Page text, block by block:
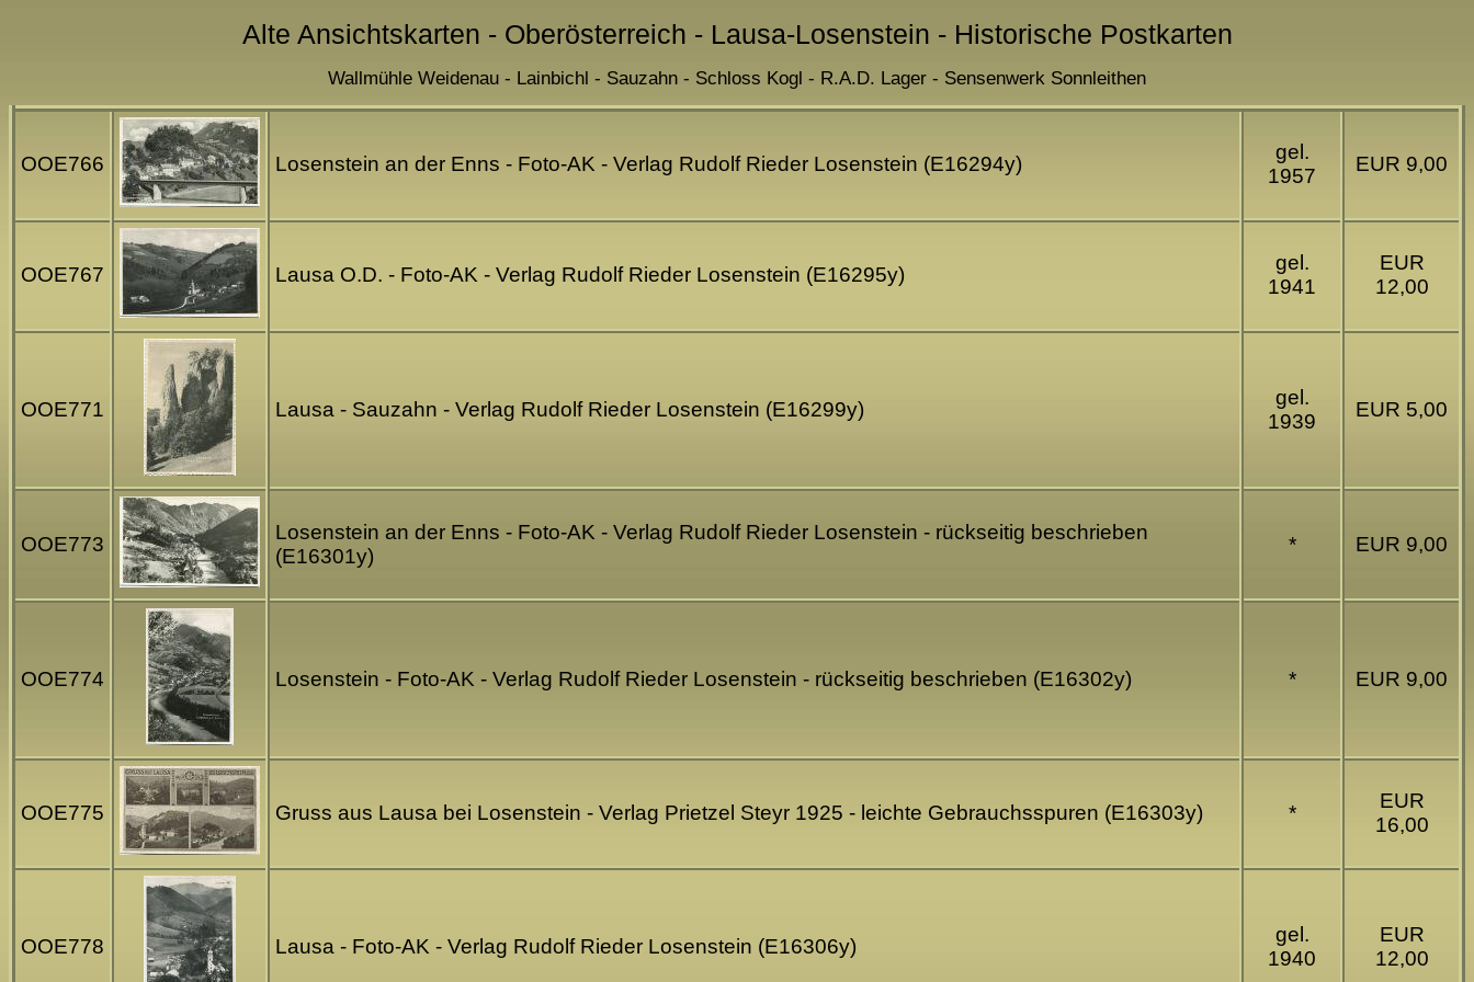
Alte Ansichtskarten - Oberösterreich - Lausa-Losenstein - Historische Postkarten
Wallmühle Weidenau - Lainbichl - Sauzahn - Schloss Kogl - R.A.D. Lager - Sensenwerk Sonnleithen
OOE766 Losenstein an der Enns - Foto-AK - Verlag Rudolf Rieder Losenstein (E16294y)
gel.
1957
EUR 9,00
OOE767 Lausa O.D. - Foto-AK - Verlag Rudolf Rieder Losenstein (E16295y)
gel.
1941
EUR
12,00
OOE771 Lausa - Sauzahn - Verlag Rudolf Rieder Losenstein (E16299y)
gel.
1939
EUR 5,00
OOE773
Losenstein an der Enns - Foto-AK - Verlag Rudolf Rieder Losenstein - rückseitig beschrieben
(E16301y)
* EUR 9,00
OOE774 Losenstein - Foto-AK - Verlag Rudolf Rieder Losenstein - rückseitig beschrieben (E16302y) * EUR 9,00
OOE775 Gruss aus Lausa bei Losenstein - Verlag Prietzel Steyr 1925 - leichte Gebrauchsspuren (E16303y) *
EUR
16,00
OOE778 Lausa - Foto-AK - Verlag Rudolf Rieder Losenstein (E16306y)
gel.
1940
EUR
12,00